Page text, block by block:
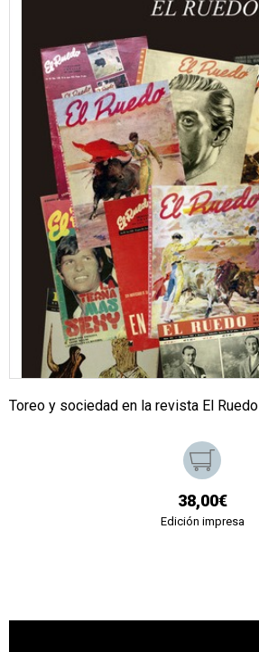
Toreo y sociedad en la revista El Ruedo
38,00€
Edición impresa